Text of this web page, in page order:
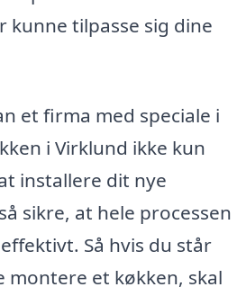
tilpasse sig dine
et firma med speciale i
i Virklund ikke kun
installere dit nye
sikre, at hele processen
Så hvis du står
montere et køkken, skal